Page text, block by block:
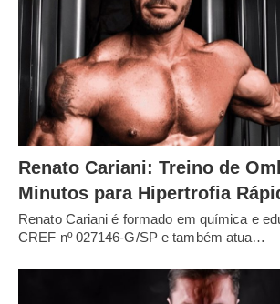
Renato Cariani: Treino de
Minutos para Hipertrofia
Renato Cariani é formado em química e
CREF nº 027146-G/SP e também atua…